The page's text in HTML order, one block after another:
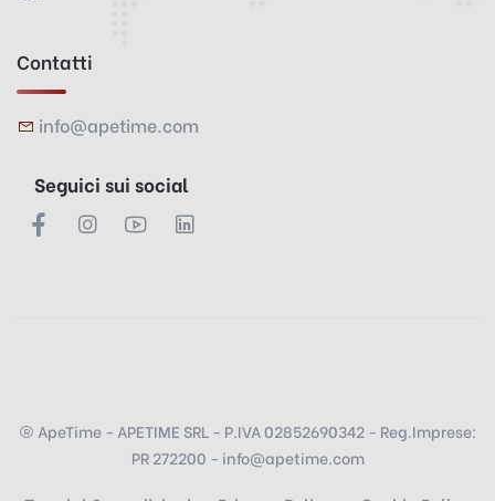
Contatti
info@apetime.com
Seguici sui social
ApeTime - APETIME SRL - P.IVA 02852690342 - Reg.Imprese:
PR 272200 - info@apetime.com